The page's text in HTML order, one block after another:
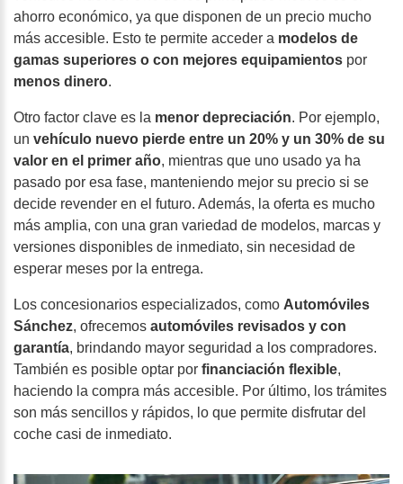
ahorro económico, ya que disponen de un precio mucho
más accesible. Esto te permite acceder a modelos de
gamas superiores o con mejores equipamientos por
menos dinero.
Otro factor clave es la menor depreciación. Por ejemplo,
un vehículo nuevo pierde entre un 20% y un 30% de su
valor en el primer año, mientras que uno usado ya ha
pasado por esa fase, manteniendo mejor su precio si se
decide revender en el futuro. Además, la oferta es mucho
más amplia, con una gran variedad de modelos, marcas y
versiones disponibles de inmediato, sin necesidad de
esperar meses por la entrega.
Los concesionarios especializados, como Automóviles
Sánchez, ofrecemos automóviles revisados y con
garantía, brindando mayor seguridad a los compradores.
También es posible optar por financiación flexible,
haciendo la compra más accesible. Por último, los trámites
son más sencillos y rápidos, lo que permite disfrutar del
coche casi de inmediato.